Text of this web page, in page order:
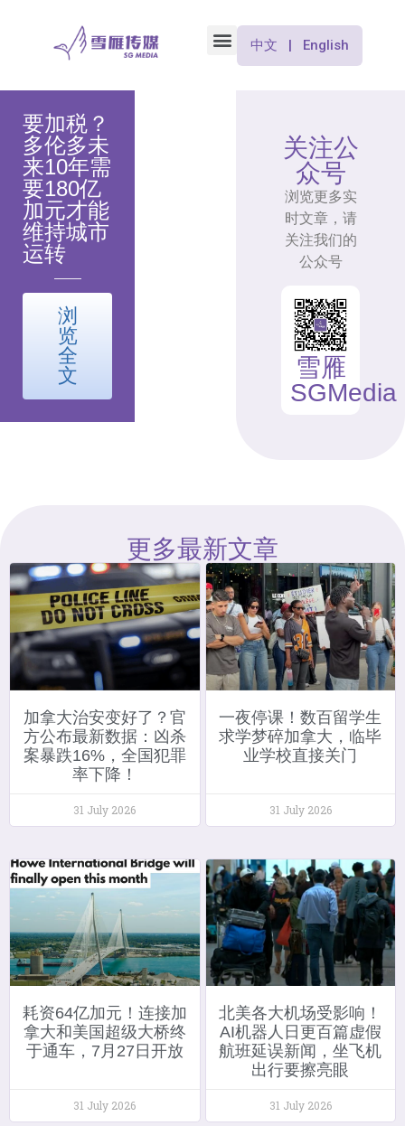
中文 | English
要加税？
多伦多未
来10年需
要180亿
加元才能
维持城市
运转
浏
览
全
文
关注公
众号
浏览更多实
时文章，请
关注我们的
公众号
雪雁
SGMedia
更多最新文章
加拿大治安变好了？官
方公布最新数据：凶杀
案暴跌16%，全国犯罪
率下降！
31 July 2026
一夜停课！数百留学生
求学梦碎加拿大，临毕
业学校直接关门
31 July 2026
耗资64亿加元！连接加
拿大和美国超级大桥终
于通车，7月27日开放
31 July 2026
北美各大机场受影响！
AI机器人日更百篇虚假
航班延误新闻，坐飞机
出行要擦亮眼
31 July 2026